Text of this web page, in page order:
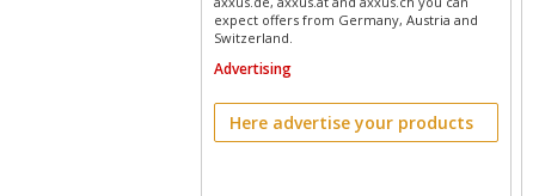
expect offers from Germany, Austria and
Switzerland.
Advertising
Here advertise your products